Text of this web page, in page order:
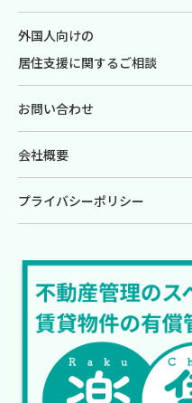
外国人向けの
居住支援に関するご相談
お問い合わせ
会社概要
プライバシーポリシー